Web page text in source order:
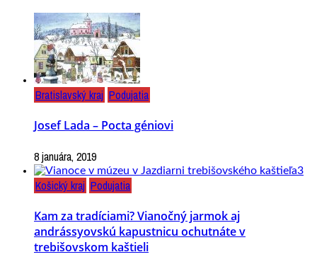
Bratislavský kraj Podujatia
Josef Lada – Pocta géniovi
8 januára, 2019
Košický kraj Podujatia
Kam za tradíciami? Vianočný jarmok aj
andrássyovskú kapustnicu ochutnáte v
trebišovskom kaštieli